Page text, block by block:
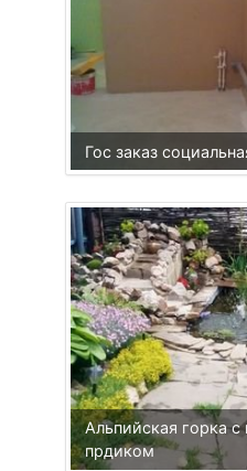
Гос заказ
Альпийская горка
прдиком